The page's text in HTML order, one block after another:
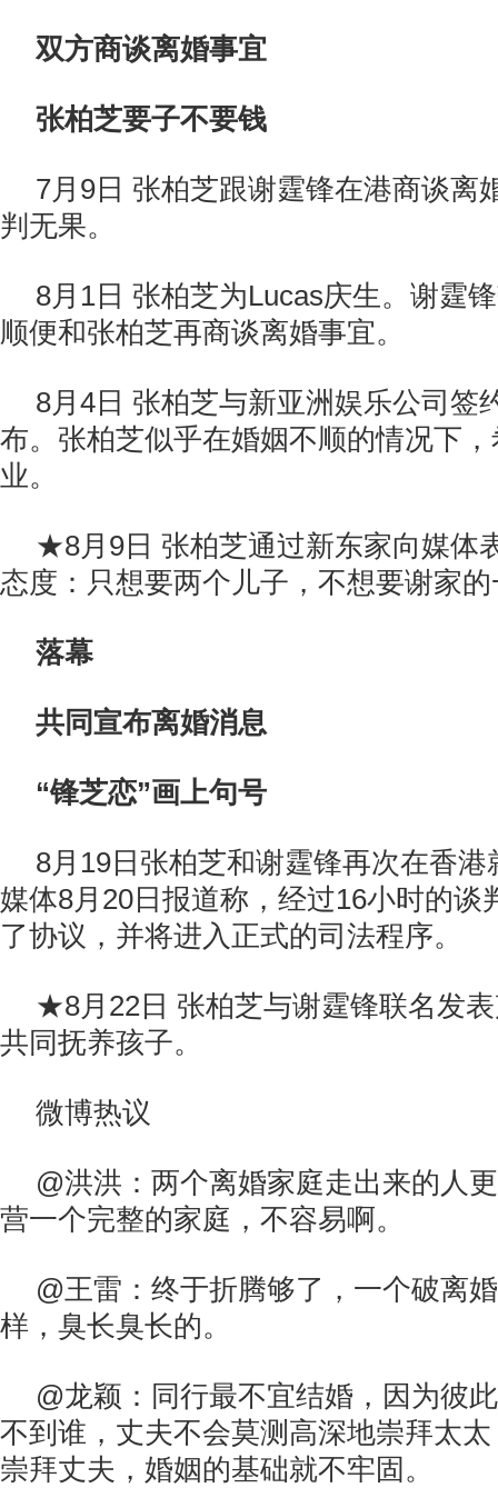
双方商谈离婚事宜
张柏芝要子不要钱
7月9日 张柏芝跟谢霆锋在港商谈离
判无果。
8月1日 张柏芝为Lucas庆生。谢霆
顺便和张柏芝再商谈离婚事宜。
8月4日 张柏芝与新亚洲娱乐公司签
布。张柏芝似乎在婚姻不顺的情况下
业。
★8月9日 张柏芝通过新东家向媒体
态度：只想要两个儿子，不想要谢家
落幕
共同宣布离婚消息
“锋芝恋”画上句号
8月19日张柏芝和谢霆锋再次在香
媒体8月20日报道称，经过16小时的谈
了协议，并将进入正式的司法程序。
★8月22日 张柏芝与谢霆锋联名发
共同抚养孩子。
微博热议
@洪洪：两个离婚家庭走出来的人
营一个完整的家庭，不容易啊。
@王雷：终于折腾够了，一个破离
样，臭长臭长的。
@龙颖：同行最不宜结婚，因为彼
不到谁，丈夫不会莫测高深地崇拜太
崇拜丈夫，婚姻的基础就不牢固。